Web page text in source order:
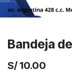
Bandeja
S/10.00